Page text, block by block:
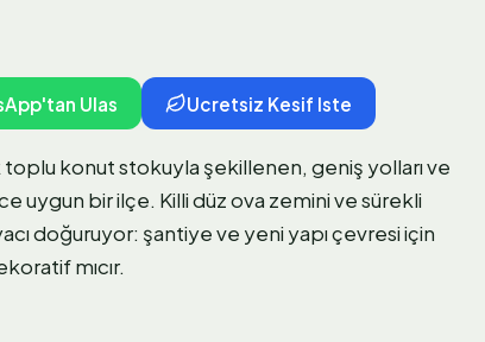
Ulas Ucretsiz Kesif Iste
konut stokuyla şekillenen, geniş yolları ve
uygun bir ilçe. Killi düz ova zemini ve sürekli
doğuruyor: şantiye ve yeni yapı çevresi için
mıcır.